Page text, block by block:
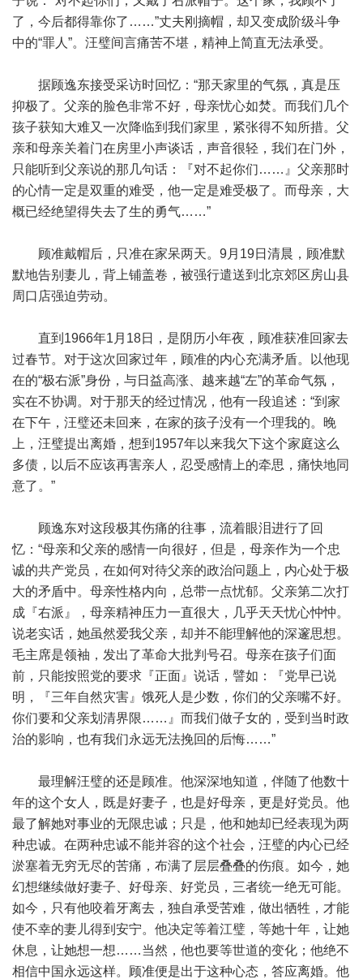
了，今后都得靠你了……”丈夫刚摘帽，却又变成阶级斗争
中的“罪人”。汪璧间言痛苦不堪，精神上简直无法承受。
据顾逸东接受采访时回忆：“那天家里的气氛，真是压
抑极了。父亲的脸色非常不好，母亲忧心如焚。而我们几个
孩子获知大难又一次降临到我们家里，紧张得不知所措。父
亲和母亲关着门在房里小声谈话，声音很轻，我们在门外，
只能听到父亲说的那几句话：『对不起你们……』父亲那时
的心情一定是双重的难受，他一定是难受极了。而母亲，大
概已经绝望得失去了生的勇气……”
顾准戴帽后，只准在家呆两天。9月19日清晨，顾准默
默地告别妻儿，背上铺盖卷，被强行遣送到北京郊区房山县
周口店强迫劳动。
直到1966年1月18日，是阴历小年夜，顾准获准回家去
过春节。对于这次回家过年，顾准的内心充满矛盾。以他现
在的“极右派”身份，与日益高涨、越来越“左”的革命气氛，
实在不协调。对于那天的经过情况，他有一段追述：“到家
在下午，汪璧还未回来，在家的孩子没有一个理我的。晚
上，汪璧提出离婚，想到1957年以来我欠下这个家庭这么
多债，以后不应该再害亲人，忍受感情上的牵思，痛快地同
意了。”
顾逸东对这段极其伤痛的往事，流着眼泪进行了回
忆：“母亲和父亲的感情一向很好，但是，母亲作为一个忠
诚的共产党员，在如何对待父亲的政治问题上，内心处于极
大的矛盾中。母亲性格内向，总带一点忧郁。父亲第二次打
成『右派』，母亲精神压力一直很大，几乎天天忧心忡忡。
说老实话，她虽然爱我父亲，却并不能理解他的深邃思想。
毛主席是领袖，发出了革命大批判号召。母亲在孩子们面
前，只能按照党的要求『正面』说话，譬如：『党早已说
明，『三年自然灾害』饿死人是少数，你们的父亲嘴不好。
你们要和父亲划清界限……』而我们做子女的，受到当时政
治的影响，也有我们永远无法挽回的后悔……”
最理解汪璧的还是顾准。他深深地知道，伴随了他数十
年的这个女人，既是好妻子，也是好母亲，更是好党员。他
最了解她对事业的无限忠诚；只是，他和她却已经表现为两
种忠诚。在两种忠诚不能并容的这个社会，汪璧的内心已经
淤塞着无穷无尽的苦痛，布满了层层叠叠的伤痕。如今，她
幻想继续做好妻子、好母亲、好党员，三者统一绝无可能。
如今，只有他咬着牙离去，独自承受苦难，做出牺牲，才能
使不幸的妻儿得到安宁。他决定等着江璧，等她十年，让她
休息，让她想一想……当然，他也要等世道的变化；他绝不
相信中国永远这样。顾准便是出于这种心态，答应离婚。他